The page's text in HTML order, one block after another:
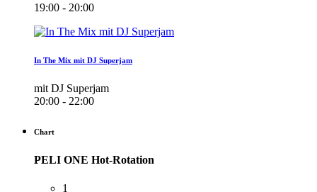
19:00 - 20:00
In The Mix mit DJ Superjam
mit DJ Superjam
20:00 - 22:00
Chart
PELI ONE Hot-Rotation
1